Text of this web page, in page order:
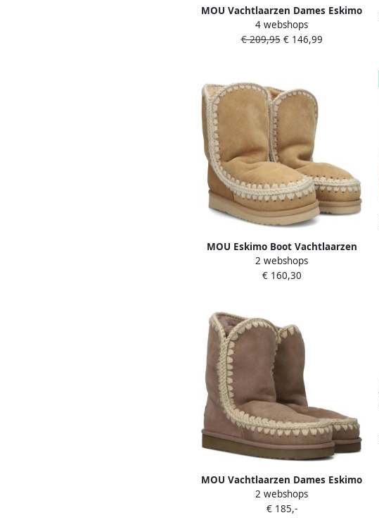
MOU Vachtlaarzen Dames Eskimo
18 Glitter Logo Maat: 38
Materiaal: Suède Kleur: Beige
4 webshops
€ 209,95€ 146,99
MOU Eskimo Boot Vachtlaarzen
Warme Laarzen Dames Bruin
2 webshops
€ 160,30
MOU Vachtlaarzen Dames Eskimo
Boot Maat: 36 Materiaal: Suède
Kleur: Bruin
2 webshops
€ 185,-